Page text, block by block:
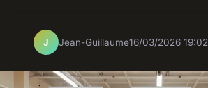
J Jean-Guillaume16/03/2026 19:02